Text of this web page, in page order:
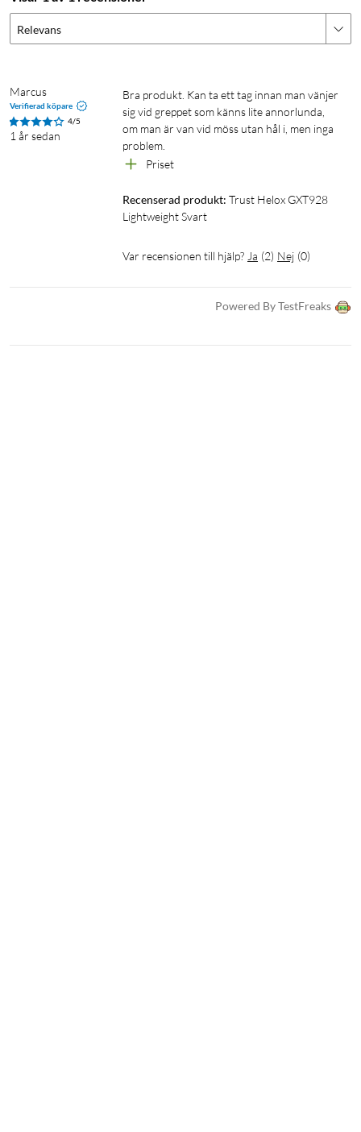
Relevans
Marcus
Verifierad köpare
4/5
1 år sedan
Bra produkt. Kan ta ett tag innan man vänjer
sig vid greppet som känns lite annorlunda,
om man är van vid möss utan hål i, men inga
problem.
Priset
Recenserad produkt: Trust Helox GXT928
Lightweight Svart
Var recensionen till hjälp? Ja (2) Nej (0)
Powered By TestFreaks